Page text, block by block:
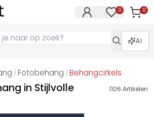
0 0
AI
/ Fotobehang /Behangcirkels
in Stijlvolle
1106 Artikelen